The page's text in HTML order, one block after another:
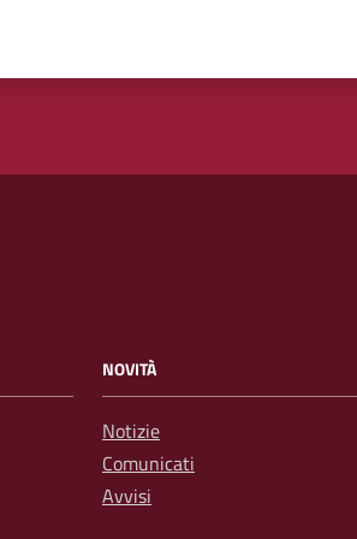
NOVITÀ
Notizie
Comunicati
Avvisi